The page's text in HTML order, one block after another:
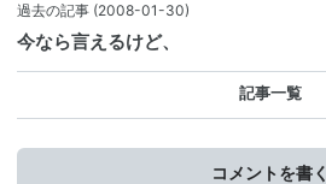
過去の記事 (2008-01-30)
今なら言えるけど、
記事一覧
コメントを書く